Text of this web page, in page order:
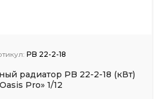
PB 22-2-18
радиатор PB 22-2-18 (кВт)
Pro» 1/12